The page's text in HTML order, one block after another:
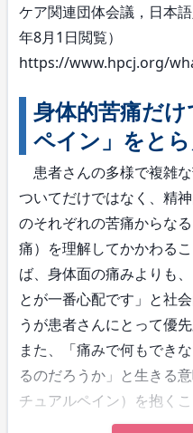
ケア関連団体会議，日本
年8月1日閲覧）
https://www.hpcj.org/
身体的苦痛だ
ペイン」をと
患者さんの多様で複雑
ついてだけではなく、精
のそれぞれの苦痛からな
痛）を理解してかかわる
ば、身体面の痛みよりも
とが一番心配です」と社
うが患者さんにとって優
また、「痛みで何もでき
るのだろうか」と生きる
チュアルペイン）を抱くこ